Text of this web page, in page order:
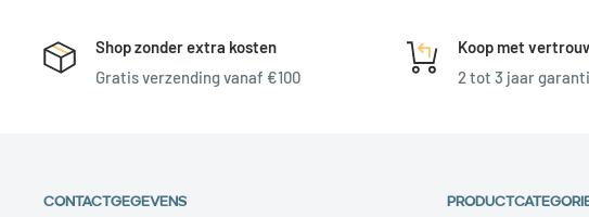
Shop zonder extra kosten
Gratis verzending vanaf €100
Koop met
2 tot 3 jaar
CONTACTGEGEVENS